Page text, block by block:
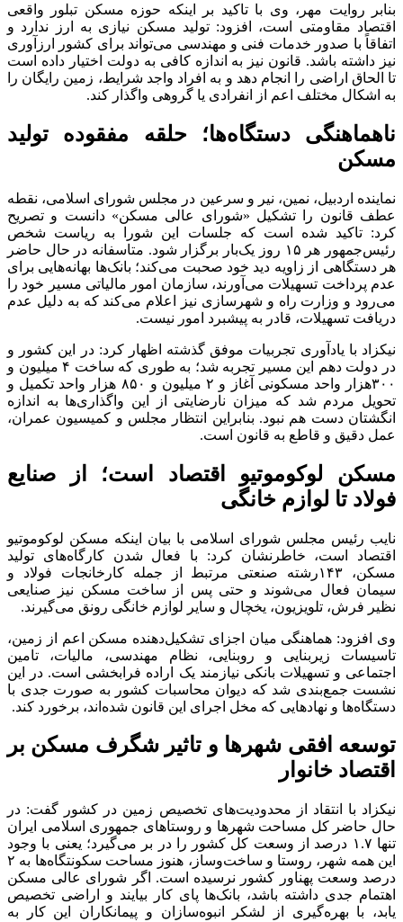
بنابر روایت مهر، وی با تاکید بر اینکه حوزه مسکن تبلور واقعی
اقتصاد مقاومتی است، افزود: تولید مسکن نیازی به ارز ندارد و
اتفاقاً با صدور خدمات فنی و مهندسی می‌تواند برای کشور ارزآوری
نیز داشته باشد. قانون نیز به اندازه کافی به دولت اختیار داده است
تا الحاق اراضی را انجام دهد و به افراد واجد شرایط، زمین رایگان را
به اشکال مختلف اعم از انفرادی یا گروهی واگذار کند.
ناهماهنگی دستگاه‌ها؛ حلقه مفقوده تولید
مسکن
نماینده اردبیل، نمین، نیر و سرعین در مجلس شورای اسلامی، نقطه
عطف قانون را تشکیل «شورای عالی مسکن» دانست و تصریح
کرد: تاکید شده است که جلسات این شورا به ریاست شخص
رئیس‌جمهور هر ۱۵ روز یک‌بار برگزار شود. متاسفانه در حال حاضر
هر دستگاهی از زاویه دید خود صحبت می‌کند؛ بانک‌ها بهانه‌هایی برای
عدم پرداخت تسهیلات می‌آورند، سازمان امور مالیاتی مسیر خود را
می‌رود و وزارت راه و شهرسازی نیز اعلام می‌کند که به دلیل عدم
دریافت تسهیلات، قادر به پیشبرد امور نیست.
نیکزاد با یادآوری تجربیات موفق گذشته اظهار کرد: در این کشور و
در دولت دهم این مسیر تجربه شد؛ به طوری که ساخت ۴ میلیون و
۳۰۰هزار واحد مسکونی آغاز و ۲ میلیون و ۸۵۰ هزار واحد تکمیل و
تحویل مردم شد که میزان نارضایتی از این واگذاری‌ها به اندازه
انگشتان دست هم نبود. بنابراین انتظار مجلس و کمیسیون عمران،
عمل دقیق و قاطع به قانون است.
مسکن لوکوموتیو اقتصاد است؛ از صنایع
فولاد تا لوازم خانگی
نایب رئیس مجلس شورای اسلامی با بیان اینکه مسکن لوکوموتیو
اقتصاد است، خاطرنشان کرد: با فعال شدن کارگاه‌های تولید
مسکن، ۱۴۳رشته صنعتی مرتبط از جمله کارخانجات فولاد و
سیمان فعال می‌شوند و حتی پس از ساخت مسکن نیز صنایعی
نظیر فرش، تلویزیون، یخچال و سایر لوازم خانگی رونق می‌گیرند.
وی افزود: هماهنگی میان اجزای تشکیل‌دهنده مسکن اعم از زمین،
تاسیسات زیربنایی و روبنایی، نظام مهندسی، مالیات، تامین
اجتماعی و تسهیلات بانکی نیازمند یک اراده فرابخشی است. در این
نشست جمع‌بندی شد که دیوان محاسبات کشور به صورت جدی با
دستگاه‌ها و نهادهایی که مخل اجرای این قانون شده‌اند، برخورد کند.
توسعه افقی شهرها و تاثیر شگرف مسکن بر
اقتصاد خانوار
نیکزاد با انتقاد از محدودیت‌های تخصیص زمین در کشور گفت: در
حال حاضر کل مساحت شهرها و روستاهای جمهوری اسلامی ایران
تنها ۱.۷ درصد از وسعت کل کشور را در بر می‌گیرد؛ یعنی با وجود
این همه شهر، روستا و ساخت‌وساز، هنوز مساحت سکونتگاه‌ها به ۲
درصد وسعت پهناور کشور نرسیده است. اگر شورای عالی مسکن
اهتمام جدی داشته باشد، بانک‌ها پای کار بیایند و اراضی تخصیص
یابد، با بهره‌گیری از لشکر انبوه‌سازان و پیمانکاران این کار به